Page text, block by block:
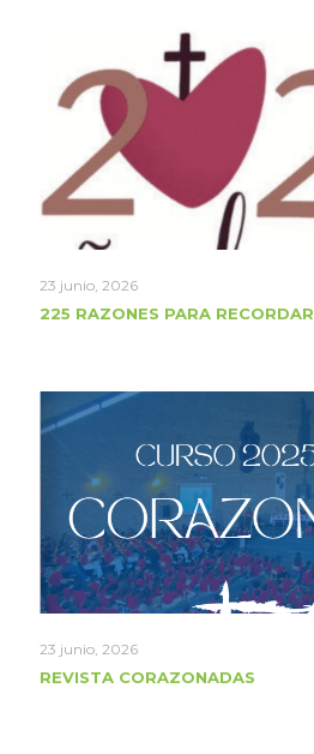
23 junio, 2026
225 RAZONES PARA RECORDAR
23 junio, 2026
REVISTA CORAZONADAS